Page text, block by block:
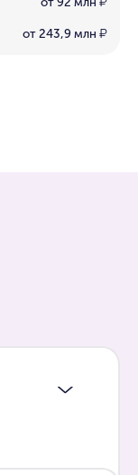
₽
от 243,9 млн ₽